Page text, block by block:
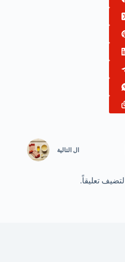
ال التالية
لتضيف تعليقاً.